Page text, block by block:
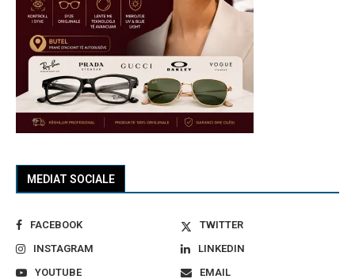
MEDIAT SOCIALE
FACEBOOK
TWITTER
INSTAGRAM
LINKEDIN
YOUTUBE
EMAIL